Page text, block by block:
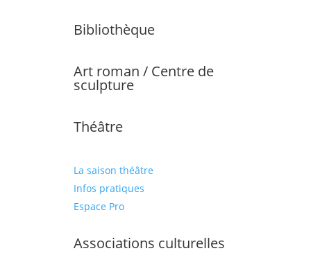
Bibliothèque
Art roman / Centre de
sculpture
Théâtre
La saison théâtre
Infos pratiques
Espace Pro
Associations culturelles